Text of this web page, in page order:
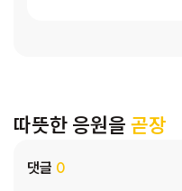
따뜻한 응원을 곧장
댓글 0